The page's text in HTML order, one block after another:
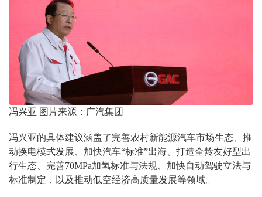
冯兴亚 图片来源：广汽集团
冯兴亚的具体建议涵盖了完善农村新能源汽车市场生态、推
动换电模式发展、加快汽车“标准”出海、打造全龄友好型出
行生态、完善70MPa加氢标准与法规、加快自动驾驶立法与
标准制定，以及推动低空经济高质量发展等领域。